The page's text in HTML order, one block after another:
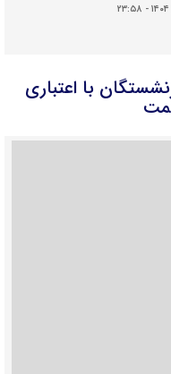
با اعتباری